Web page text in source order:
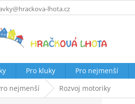
lhota.cz
Pro kluky Pro nejmenší
nejmenší Rozvoj motoriky